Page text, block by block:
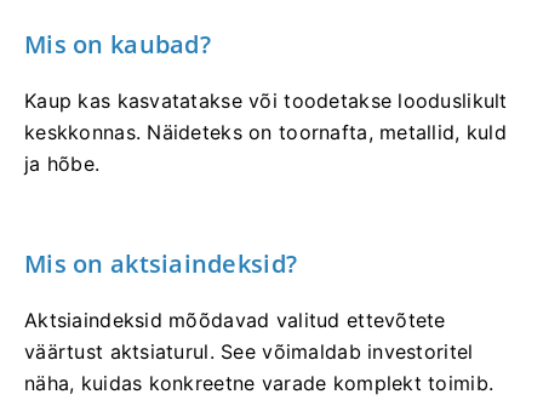
Mis on kaubad?
Kaup kas kasvatatakse või toodetakse looduslikult
keskkonnas. Näideteks on toornafta, metallid, kuld
ja hõbe.
Mis on aktsiaindeksid?
Aktsiaindeksid mõõdavad valitud ettevõtete
väärtust aktsiaturul. See võimaldab investoritel
näha, kuidas konkreetne varade komplekt toimib.